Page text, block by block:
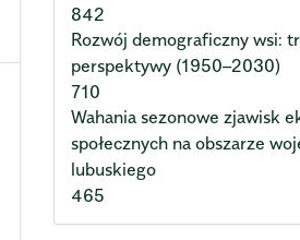
842
Rozwój demograficzny wsi:
perspektywy (1950–2030)
710
Wahania sezonowe zjawisk
społecznych na obszarze
lubuskiego
465